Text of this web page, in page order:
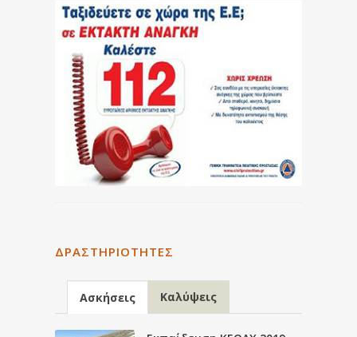
ΔΡΑΣΤΗΡΙΌΤΗΤΕΣ
Ασκήσεις Καλύψεις